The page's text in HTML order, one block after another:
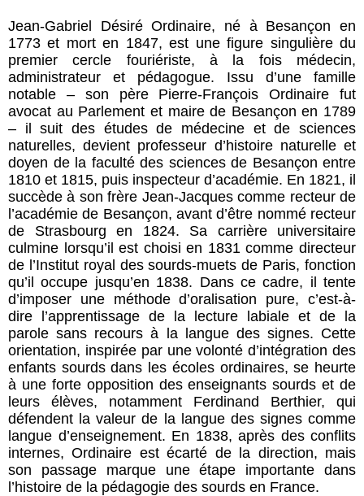
Jean-Gabriel Désiré Ordinaire, né à Besançon en
1773 et mort en 1847, est une figure singulière du
premier cercle fouriériste, à la fois médecin,
administrateur et pédagogue. Issu d’une famille
notable – son père Pierre-François Ordinaire fut
avocat au Parlement et maire de Besançon en 1789
– il suit des études de médecine et de sciences
naturelles, devient professeur d’histoire naturelle et
doyen de la faculté des sciences de Besançon entre
1810 et 1815, puis inspecteur d’académie. En 1821, il
succède à son frère Jean-Jacques comme recteur de
l’académie de Besançon, avant d’être nommé recteur
de Strasbourg en 1824. Sa carrière universitaire
culmine lorsqu’il est choisi en 1831 comme directeur
de l’Institut royal des sourds-muets de Paris, fonction
qu’il occupe jusqu’en 1838. Dans ce cadre, il tente
d’imposer une méthode d’oralisation pure, c’est-à-
dire l’apprentissage de la lecture labiale et de la
parole sans recours à la langue des signes. Cette
orientation, inspirée par une volonté d’intégration des
enfants sourds dans les écoles ordinaires, se heurte
à une forte opposition des enseignants sourds et de
leurs élèves, notamment Ferdinand Berthier, qui
défendent la valeur de la langue des signes comme
langue d’enseignement. En 1838, après des conflits
internes, Ordinaire est écarté de la direction, mais
son passage marque une étape importante dans
l’histoire de la pédagogie des sourds en France.